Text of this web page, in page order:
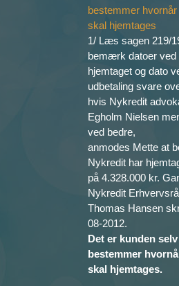
1/ Læs sagen 219/
bemærk datoer ved
hjemtaget og dato
udbetaling svare
hvis Nykredit
Egholm Nielsen
ved bedre,
anmodes Mette at
Nykredit har
på 4.328.000 kr.
Nykredit
Thomas Hansen
08-2012.
Det er kunden
bestemmer
skal hjemtages.